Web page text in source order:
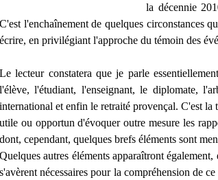
la décennie
C'est l'enchaînement de quelques circonstances
écrire, en privilégiant l'approche du témoin des
Le lecteur constatera que je parle
l'élève, l'étudiant, l'enseignant, le diplomate,
international et enfin le retraité provençal. C'est la
utile ou opportun d'évoquer outre mesure les
dont, cependant, quelques brefs éléments sont
Quelques autres éléments apparaîtront
s'avèrent nécessaires pour la compréhension de